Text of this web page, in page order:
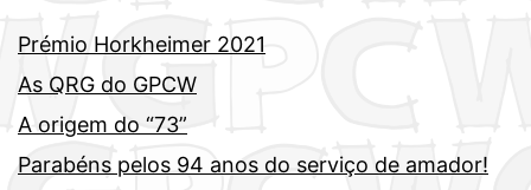
Prémio Horkheimer 2021
As QRG do GPCW
A origem do “73”
Parabéns pelos 94 anos do serviço de amador!